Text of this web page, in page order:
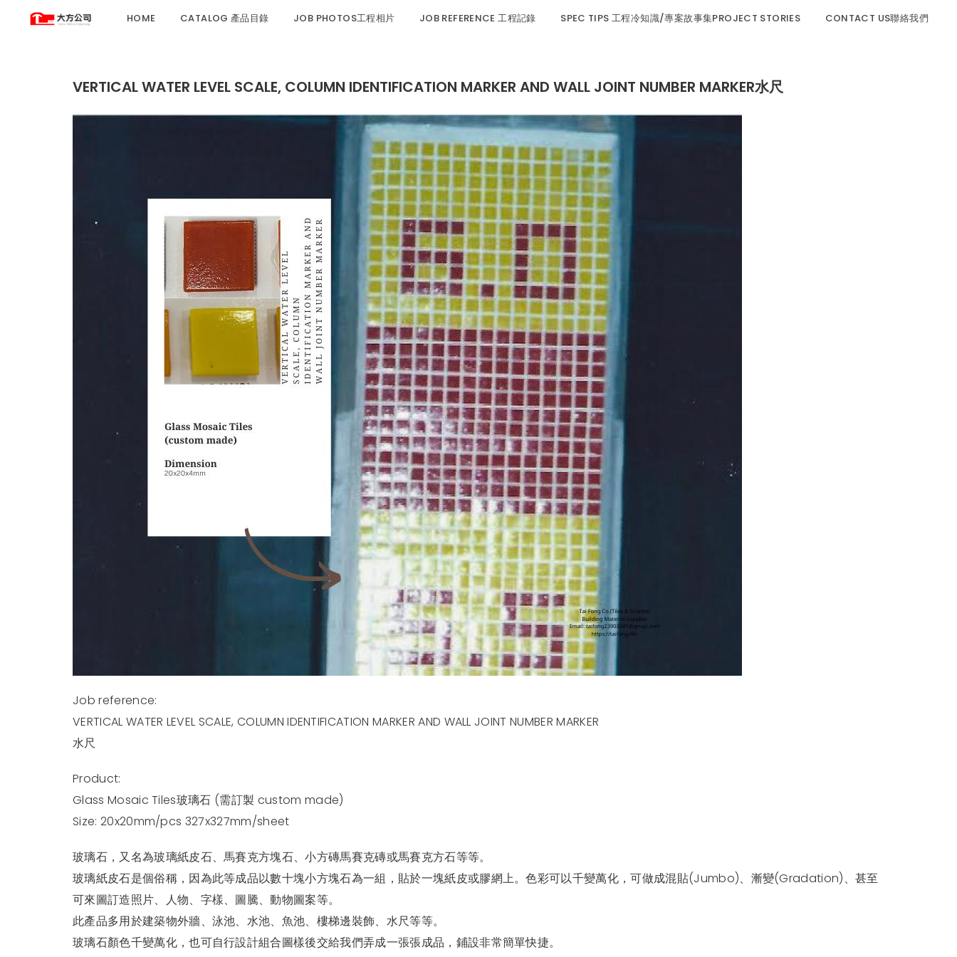
HOME CATALOG 產品目錄 JOB PHOTOS工程相片 JOB REFERENCE 工程記錄 SPEC TIPS 工程冷知識/專案故事集PROJECT STORIES CONTACT US聯絡我們
VERTICAL WATER LEVEL SCALE, COLUMN IDENTIFICATION MARKER AND WALL JOINT NUMBER MARKER水尺
Job reference:
VERTICAL WATER LEVEL SCALE, COLUMN IDENTIFICATION MARKER AND WALL JOINT NUMBER MARKER
水尺
Product:
Glass Mosaic Tiles玻璃石 (需訂製 custom made)
Size: 20x20mm/pcs 327x327mm/sheet
玻璃石，又名為玻璃紙皮石、馬賽克方塊石、小方磚馬賽克磚或馬賽克方石等等。
玻璃紙皮石是個俗稱，因為此等成品以數十塊小方塊石為一組，貼於一塊紙皮或膠網上。色彩可以千變萬化，可做成混貼(Jumbo)、漸變(Gradation)、甚至
可來圖訂造照片、人物、字樣、圖騰、動物圖案等。
此產品多用於建築物外牆、泳池、水池、魚池、樓梯邊裝飾、水尺等等。
玻璃石顏色千變萬化，也可自行設計組合圖樣後交給我們弄成一張張成品，鋪設非常簡單快捷。